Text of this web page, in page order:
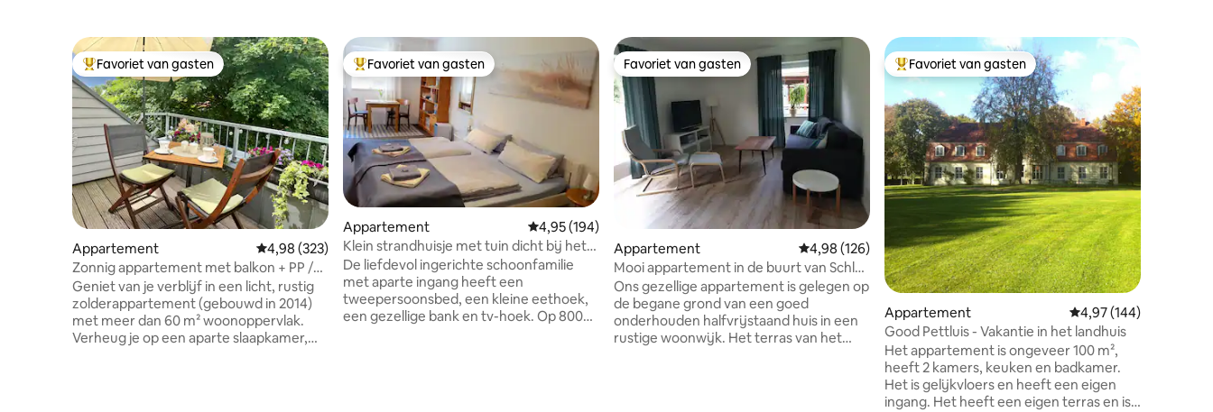
Topfavoriet van gasten
Favoriet van gasten
Appartement Gemiddelde beoordeling van 4,98 uit 5, 323 recensies
4,98 (323)
Zonnig appartement met balkon + PP /
Kiel-Kronshagen
Geniet van je verblijf in een licht, rustig
zolderappartement (gebouwd in 2014)
met meer dan 60 m² woonoppervlak.
Verheug je op een aparte slaapkamer,
Topfavoriet van gasten
Favoriet van gasten
Appartement Gemiddelde beoordeling van 4,95 uit 5, 194 recensies
4,95 (194)
Klein strandhuisje met tuin dicht bij het
strand
De liefdevol ingerichte schoonfamilie
met aparte ingang heeft een
tweepersoonsbed, een kleine eethoek,
een gezellige bank en tv-hoek. Op 800
Favoriet van gasten
Favoriet van gasten
Appartement Gemiddelde beoordeling van 4,98 uit 5, 126 recensies
4,98 (126)
Mooi appartement in de buurt van Schlei
en Eckernförde
Ons gezellige appartement is gelegen op
de begane grond van een goed
onderhouden halfvrijstaand huis in een
rustige woonwijk. Het terras van het
Topfavoriet van gasten
Favoriet van gasten
Appartement Gemiddelde
4,97 (144)
Good Pettluis - Vakantie in het landhuis
Het appartement is ongeveer 100 m²,
heeft 2 kamers, keuken en badkamer.
Het is gelijkvloers en heeft een eigen
ingang. Het heeft een eigen terras en is